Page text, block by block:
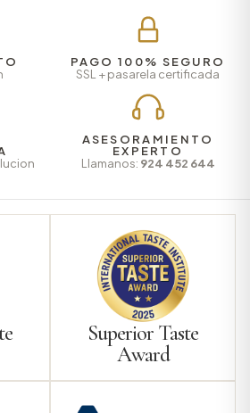
PAGO 100% SEGURO
SSL + pasarela certificada
ASESORAMIENTO
EXPERTO
Llamanos: 924 452 644
Superior Taste
Award